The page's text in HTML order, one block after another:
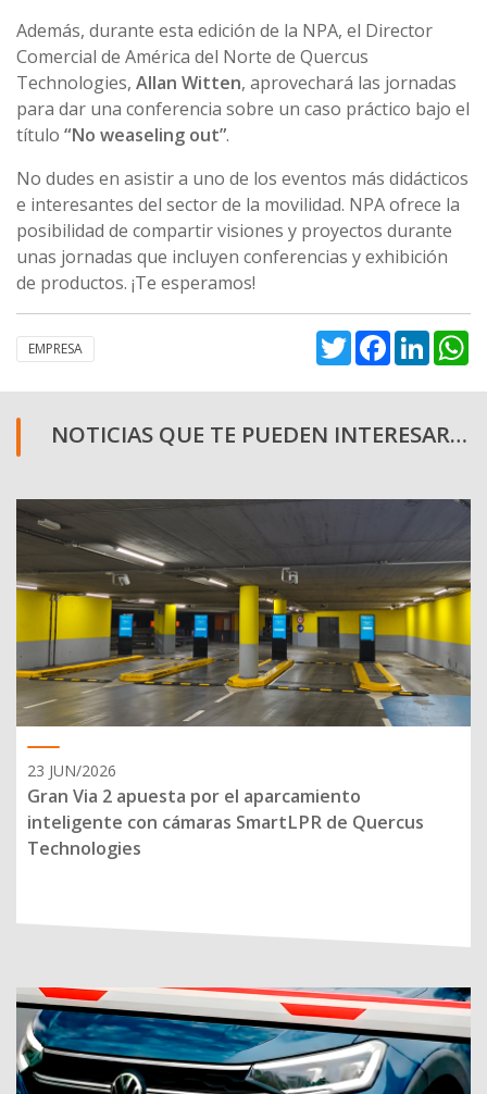
Además, durante esta edición de la NPA, el Director
Comercial de América del Norte de Quercus
Technologies, Allan Witten, aprovechará las jornadas
para dar una conferencia sobre un caso práctico bajo el
título “No weaseling out”.
No dudes en asistir a uno de los eventos más didácticos
e interesantes del sector de la movilidad. NPA ofrece la
posibilidad de compartir visiones y proyectos durante
unas jornadas que incluyen conferencias y exhibición
de productos. ¡Te esperamos!
EMPRESA TwitterFacebook
NOTICIAS QUE TE PUEDEN INTERESAR…
23 JUN/2026
Gran Via 2 apuesta por el aparcamiento
inteligente con cámaras SmartLPR de Quercus
Technologies